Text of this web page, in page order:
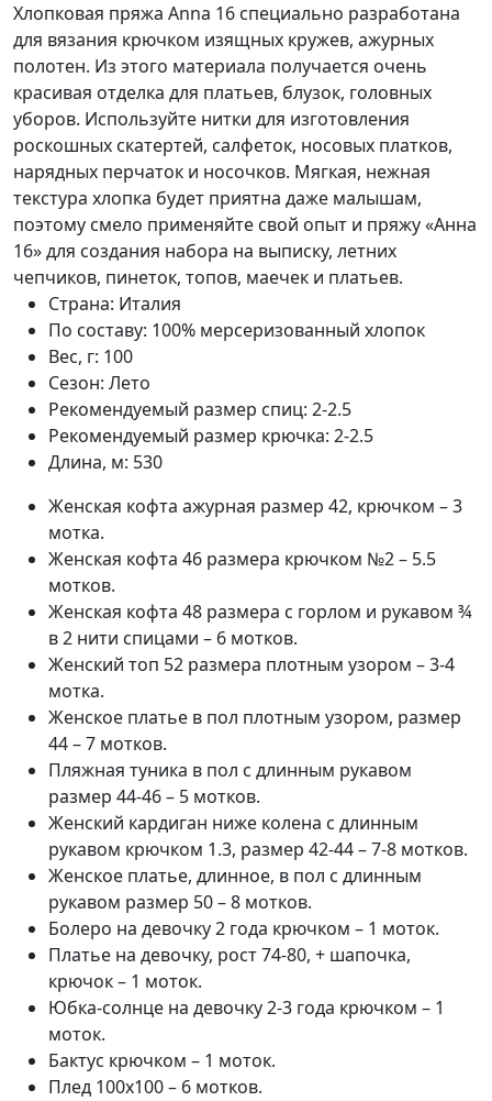
Хлопковая пряжа Anna 16 специально разработана
для вязания крючком изящных кружев, ажурных
полотен. Из этого материала получается очень
красивая отделка для платьев, блузок, головных
уборов. Используйте нитки для изготовления
роскошных скатертей, салфеток, носовых платков,
нарядных перчаток и носочков. Мягкая, нежная
текстура хлопка будет приятна даже малышам,
поэтому смело применяйте свой опыт и пряжу «Анна
16» для создания набора на выписку, летних
чепчиков, пинеток, топов, маечек и платьев.
Страна: Италия
По составу: 100% мерсеризованный хлопок
Вес, г: 100
Сезон: Лето
Рекомендуемый размер спиц: 2-2.5
Рекомендуемый размер крючка: 2-2.5
Длина, м: 530
Женская кофта ажурная размер 42, крючком – 3
мотка.
Женская кофта 46 размера крючком №2 – 5.5
мотков.
Женская кофта 48 размера с горлом и рукавом ¾
в 2 нити спицами – 6 мотков.
Женский топ 52 размера плотным узором – 3-4
мотка.
Женское платье в пол плотным узором, размер
44 – 7 мотков.
Пляжная туника в пол с длинным рукавом
размер 44-46 – 5 мотков.
Женский кардиган ниже колена с длинным
рукавом крючком 1.3, размер 42-44 – 7-8 мотков.
Женское платье, длинное, в пол с длинным
рукавом размер 50 – 8 мотков.
Болеро на девочку 2 года крючком – 1 моток.
Платье на девочку, рост 74-80, + шапочка,
крючок – 1 моток.
Юбка-солнце на девочку 2-3 года крючком – 1
моток.
Бактус крючком – 1 моток.
Плед 100х100 – 6 мотков.